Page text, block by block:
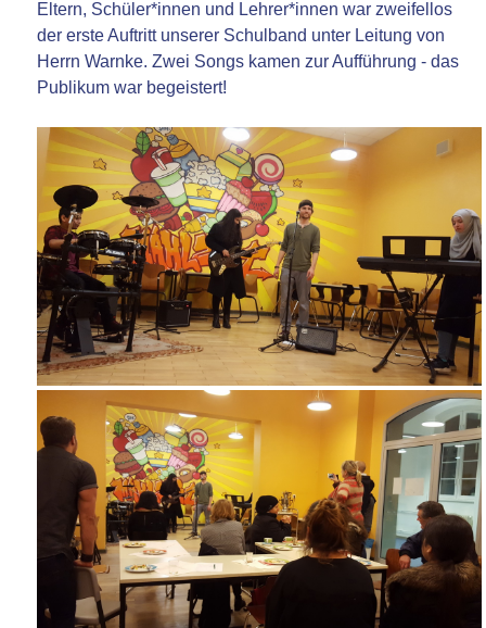
Eltern, Schüler*innen und Lehrer*innen war zweifellos
der erste Auftritt unserer Schulband unter Leitung von
Herrn Warnke. Zwei Songs kamen zur Aufführung - das
Publikum war begeistert!